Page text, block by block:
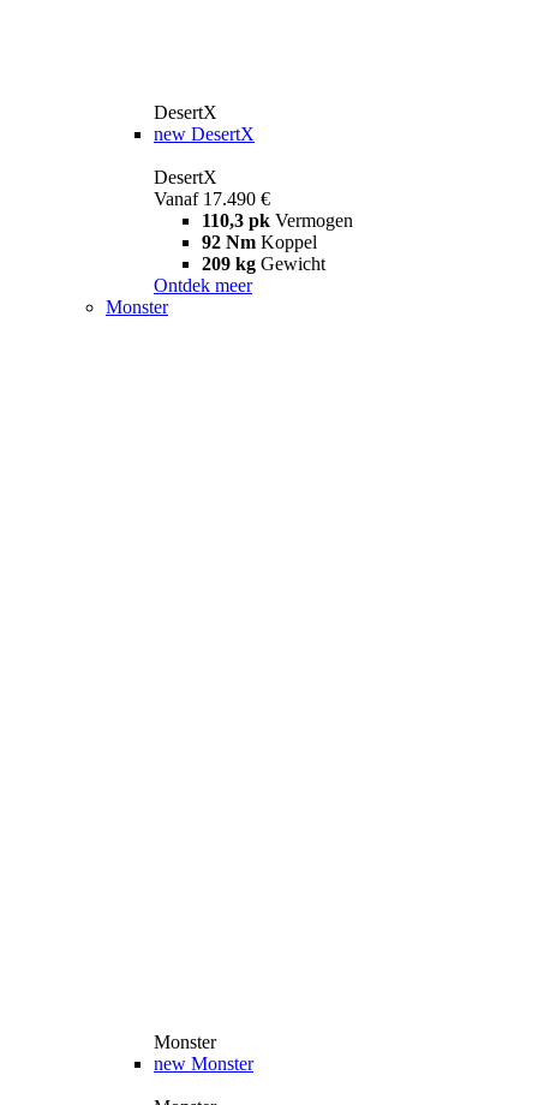
DesertX
new DesertX
DesertX
Vanaf 17.490 €
110,3 pk Vermogen
92 Nm Koppel
209 kg Gewicht
Ontdek meer
Monster
Monster
new Monster